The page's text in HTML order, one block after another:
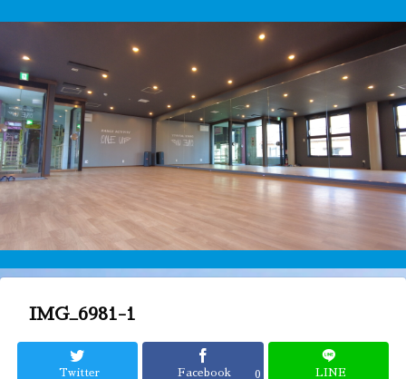
IMG_6981-1
Twitter Facebook 0 LINE